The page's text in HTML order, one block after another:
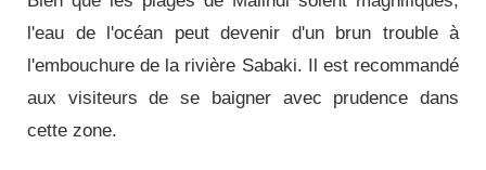
l'eau de l'océan peut devenir d'un brun trouble à
l'embouchure de la rivière Sabaki. Il est recommandé
aux visiteurs de se baigner avec prudence dans
cette zone.